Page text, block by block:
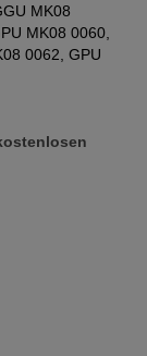
MK08
MK08 0060,
0062, GPU